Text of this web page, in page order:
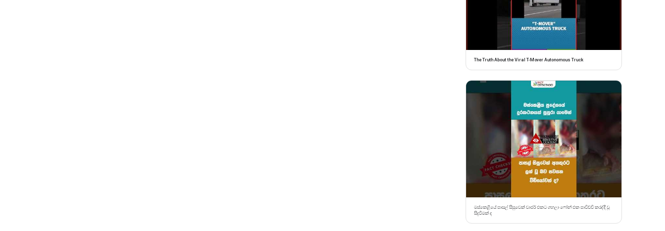
The Truth About the Viral T-Mover Autonomous Truck
මස්කෙළියේ පාසල් සිසුවෙක් චාජර් එකට ගහලා ෆෝන් එක පාවිච්චි කරද්දී වූ
සිදුවීමක් ද